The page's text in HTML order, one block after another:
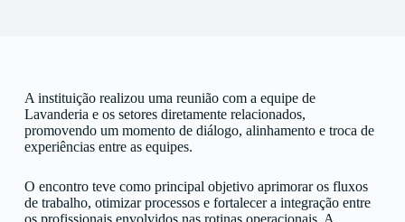
A instituição realizou uma reunião com a equipe de
Lavanderia e os setores diretamente relacionados,
promovendo um momento de diálogo, alinhamento e troca de
experiências entre as equipes.
O encontro teve como principal objetivo aprimorar os fluxos
de trabalho, otimizar processos e fortalecer a integração entre
os profissionais envolvidos nas rotinas operacionais. A